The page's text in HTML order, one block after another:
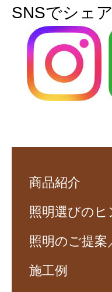
SNSでシェア
商品紹介
照明選びのヒ
照明のご提案
施工例